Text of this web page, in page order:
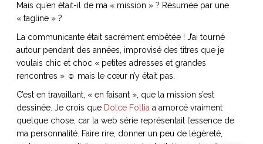
Mais qu’en était-il de ma « mission » ? Résumée par une
« tagline » ?
La communicante était sacrément embêtée ! J’ai tourné
autour pendant des années, improvisé des titres que je
voulais chic et choc « petites adresses et grandes
rencontres » ☺ mais le cœur n’y était pas.
C’est en travaillant, « en faisant », que la mission s’est
dessinée. Je crois que Dolce Folliaa amorcé vraiment
quelque chose, car la web série représentait l’essence de
ma personnalité. Faire rire, donner un peu de légèreté,